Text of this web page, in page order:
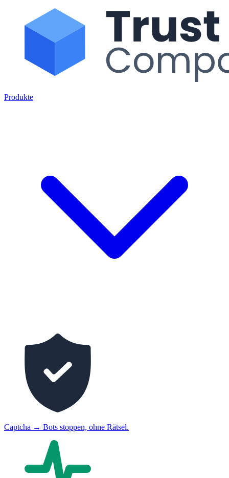
Produkte
Captcha → Bots stoppen, ohne Rätsel.